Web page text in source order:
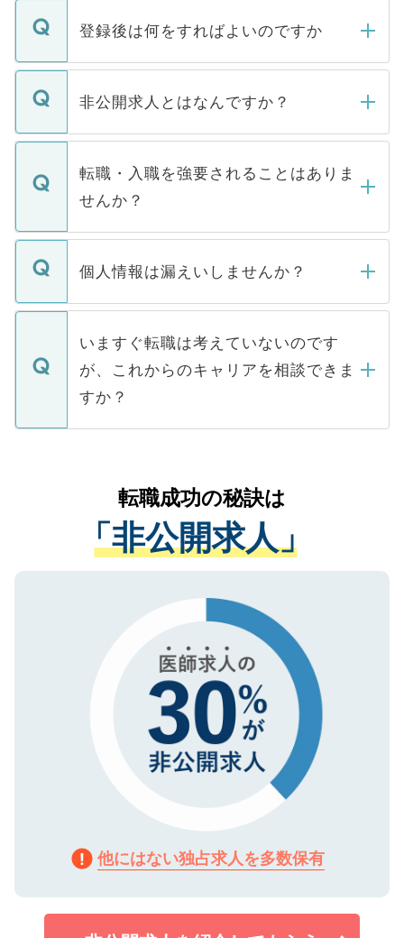
登録後は何をすればよいのですか
ご登録いただきましたら、弊社担当者がご
登録内容を確認し、その後メールもしくは
ます。通常、5営業日以内にはご連絡をせて
いただきますので、しばらくお待ちくださ
い。
非公開求人とはなんですか？
マイナビDOCTORで取り扱っている求人の
うち約3割は、Webサイトからご覧いただ
けない「非公開求人」です。非公開求人は
下記の理由によって、一般には公開してい
ません。
■応募殺到を避けるため 人気のある医療機
関を公にしてしまうと、応募が殺到する場
に、医療機関が求める条件に合った人材の
みを人材紹介会社に依頼するケースが増え
ています。
転職・入職を強要されることはありま
せんか？
転職・入職を強要することは一切ありませ
ん。また、仮に応募先から内定をいただい
定を承諾する必要はありません。内定先へ
の辞退の連絡はキャリアパートナーが行い
ますので、ご安心ください。
個人情報は漏えいしませんか？
個人情報が漏えいすることはありませんの
で、ご安心ください。当サイトからの登録
などで収集したご登録者様の個人情報は、
ご本人のキャリアアップおよび転職活動の
支援を目的に使用いたします。お預かりし
ているすべての個人データはご本人の許可
は、個人情報の取り扱いについての厳密な
管理基準を満たした事業者のみに付与され
る、プライバシーマークを取得済みです。
ご登録いただいた個人情報は、SSL（デー
で、機密保持に関してもご安心ください。
いますぐ転職は考えていないのです
が、これからのキャリアを相談できま
すか？
かがいして、現在の医療機関の状況や紹介
経験をまじえながら、適切なアドバイスを
させていただきます。すぐにご転職をされ
ない方には、長期的なサポートが可能です
ので、まずはご登録ください。
転職成功の秘訣は
「非公開求人」
他にはない独占求人を多数保有